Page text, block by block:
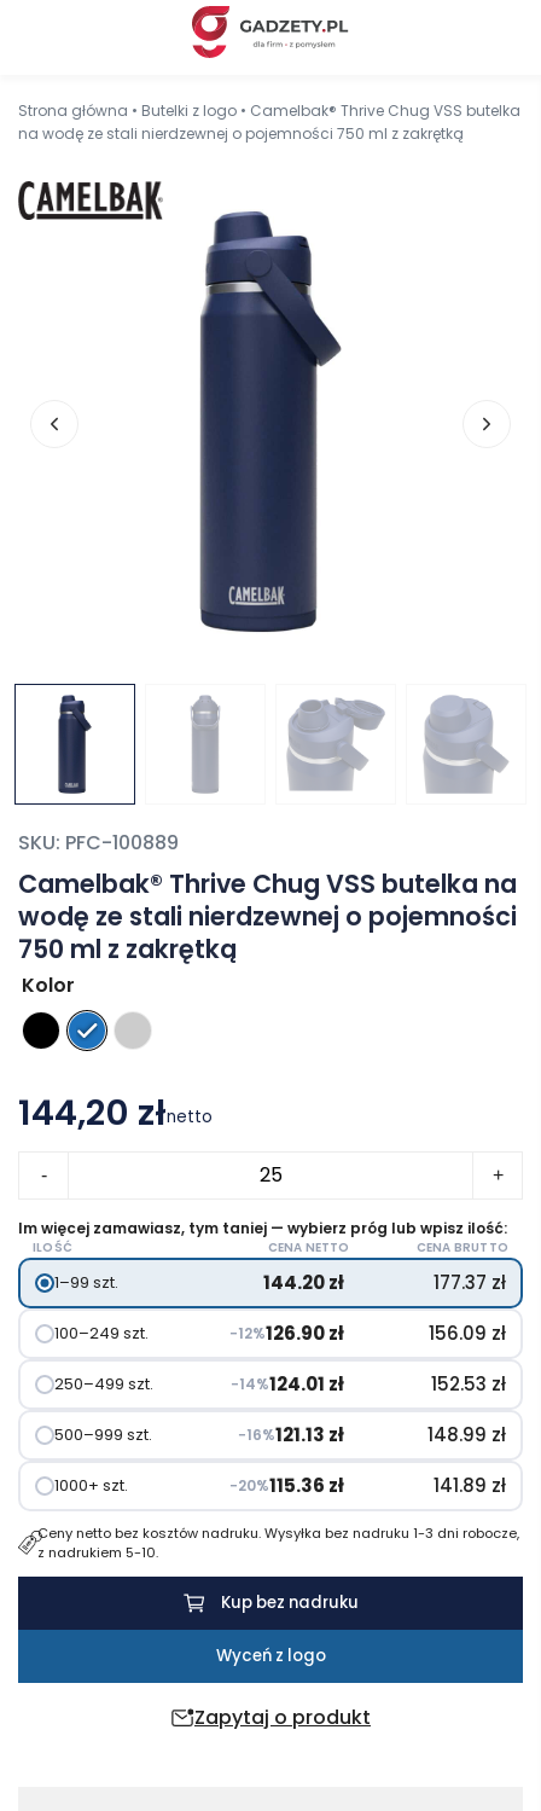
Strona główna • Butelki z logo • Camelbak® Thrive Chug VSS butelka
na wodę ze stali nierdzewnej o pojemności 750 ml z zakrętką
Camelbak® Thrive Chug VSS butelka na
wodę ze stali nierdzewnej o pojemności
750 ml z zakrętką
SKU: PFC-100889
Kolor
144,20 złnetto
-
Thrive
Chug
VSS
butelka
na
wodę
ze
stali
nierdzewnej
o
pojemności
750
z
+
Zapytaj o produkt
Im więcej zamawiasz, tym taniej — wybierz próg lub wpisz ilość:
ILOŚĆ CENA NETTO CENA BRUTTO
1–99 szt. 144.20zł 177.37 zł
100–249 szt. −12%126.90zł 156.09 zł
250–499 szt. −14%124.01 zł 152.53 zł
500–999 szt. −16%121.13 zł 148.99 zł
1000+ szt. −20%115.36 zł 141.89 zł
Ceny netto bez kosztów nadruku. Wysyłka bez nadruku 1-3 dni robocze,
z nadrukiem 5-10.
Kup bez nadruku
Wyceń z logo